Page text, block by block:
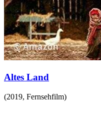
Altes Land
(2019, Fernsehfilm)